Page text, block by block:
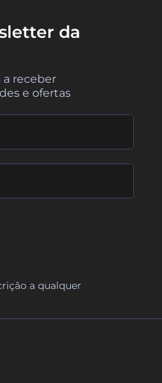
da
a receber
e ofertas
a qualquer